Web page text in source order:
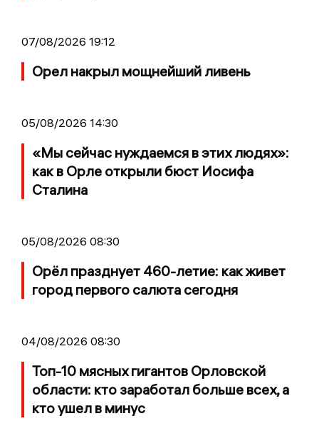
07/08/2026 19:12
Орел накрыл мощнейший ливень
05/08/2026 14:30
«Мы сейчас нуждаемся в этих людях»:
как в Орле открыли бюст Иосифа
Сталина
05/08/2026 08:30
Орёл празднует 460-летие: как живет
город первого салюта сегодня
04/08/2026 08:30
Топ-10 мясных гигантов Орловской
области: кто заработал больше всех, а
кто ушел в минус